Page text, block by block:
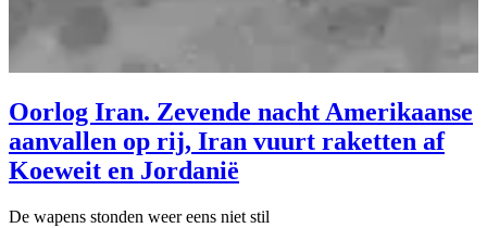
Oorlog Iran. Zevende nacht Amerikaanse
aanvallen op rij, Iran vuurt raketten af
Koeweit en Jordanië
De wapens stonden weer eens niet stil